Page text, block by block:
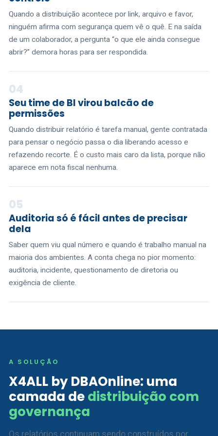
Quando a distribuição acontece por link, arquivo e favor,
ninguém afirma com segurança quem vê o quê. E na saída
de um colaborador, a pergunta “o que ele ainda consegue
abrir?” demora horas para ser respondida.
04
Seu time de BI virou balcão de
permissões
Quando distribuir relatório é tarefa manual, gente contratada
para pensar o negócio passa o dia liberando acesso e
refazendo recorte. É o custo mais caro da lista, porque não
aparece em nota fiscal nenhuma.
05
Auditoria só é fácil antes de precisar
dela
Saber quem viu qual número e quando é trabalho manual na
maioria dos ambientes. A conta chega no pior momento:
auditoria, incidente, questionamento de diretoria ou
exigência de cliente.
A SOLUÇÃO
X4ALL by DBAOnline: uma
camada dedistribuição com
governança
Os relatórios continuam sendo construídos por